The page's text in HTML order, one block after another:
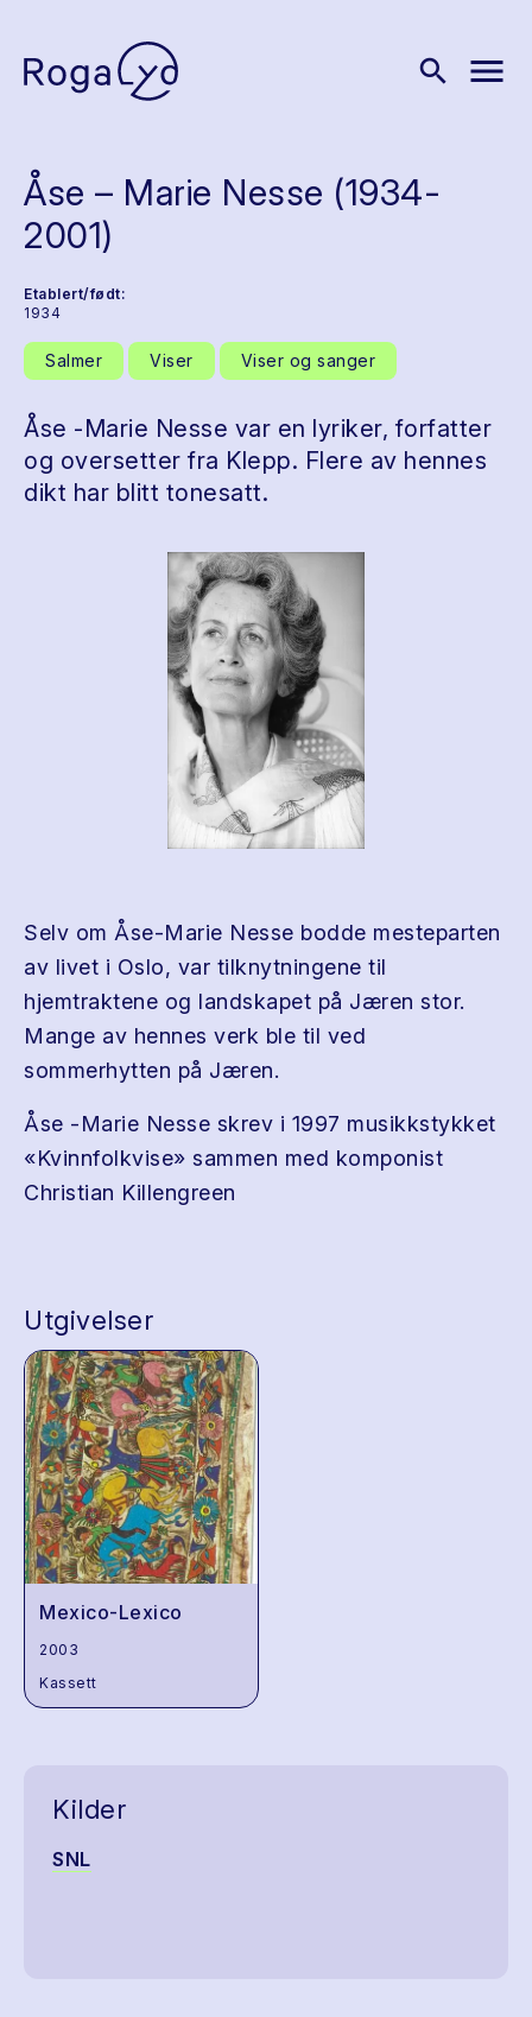
search menu
Åse – Marie Nesse (1934-
2001)
Etablert/født:
1934
Salmer Viser Viser og sanger
Åse -Marie Nesse var en lyriker, forfatter
og oversetter fra Klepp. Flere av hennes
dikt har blitt tonesatt.
Selv om Åse-Marie Nesse bodde mesteparten
av livet i Oslo, var tilknytningene til
hjemtraktene og landskapet på Jæren stor.
Mange av hennes verk ble til ved
sommerhytten på Jæren.
Åse -Marie Nesse skrev i 1997 musikkstykket
«Kvinnfolkvise» sammen med komponist
Christian Killengreen
Utgivelser
Mexico-Lexico
2003
Kassett
Kilder
SNL